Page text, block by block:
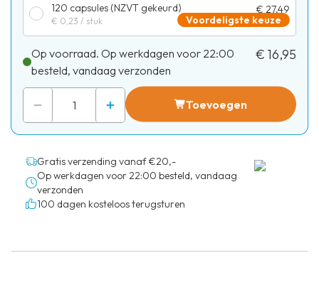
120 capsules (NZVT gekeurd)
€ 0,23 / stuk
€ 27,49
Voordeligste keuze
Op voorraad. Op werkdagen voor 22:00
besteld, vandaag verzonden
€ 16,95
Toevoegen
Gratis verzending vanaf €20,-
Op werkdagen voor 22:00 besteld, vandaag
verzonden
100 dagen kosteloos terugsturen